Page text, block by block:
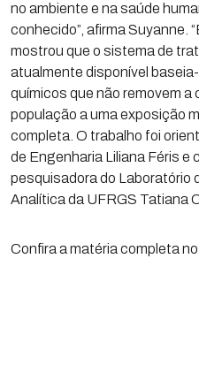
no ambiente e na saúde
conhecido”, afirma Suyanne.
mostrou que o sistema de
atualmente disponível
químicos que não removem a
população a uma exposição
completa. O trabalho foi
de Engenharia Liliana Féris e
pesquisadora do Laboratório
Analítica da UFRGS Tatiana
Confira a matéria completa no